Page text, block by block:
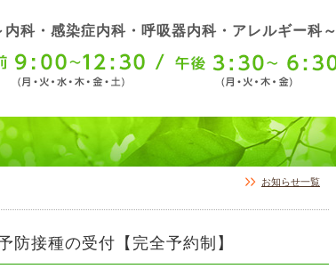
内科・感染症内科・呼吸器内科・アレルギー科～
お知らせ一覧
防接種の受付【完全予約制】